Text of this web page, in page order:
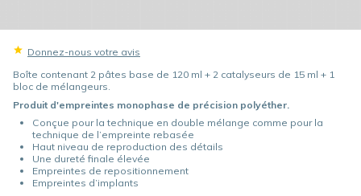
Donnez-nous votre avis
Boîte contenant 2 pâtes base de 120 ml + 2 catalyseurs de 15 ml + 1
bloc de mélangeurs.
Produit d'empreintes monophase de précision polyéther.
Conçue pour la technique en double mélange comme pour la
technique de l’empreinte rebasée
Haut niveau de reproduction des détails
Une dureté finale élevée
Empreintes de repositionnement
Empreintes d’implants